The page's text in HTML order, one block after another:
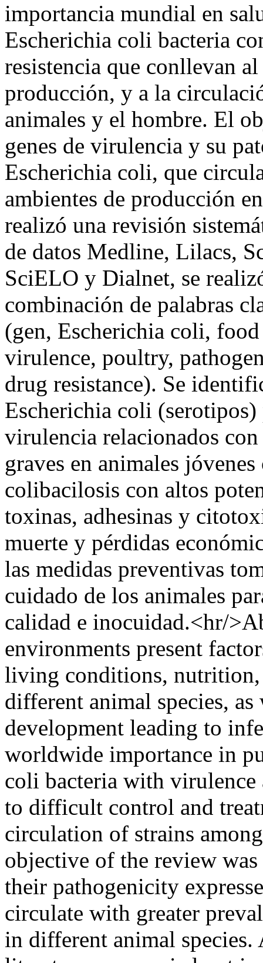
importancia mundial en
Escherichia coli bacteria
resistencia que conllevan
producción, y a la
animales y el hombre. El
genes de virulencia y su
Escherichia coli, que
ambientes de producción
realizó una revisión
de datos Medline, Lilacs,
SciELO y Dialnet, se
combinación de palabras
(gen, Escherichia coli,
virulence, poultry,
drug resistance). Se
Escherichia coli (serotipos)
virulencia relacionados
graves en animales
colibacilosis con altos
toxinas, adhesinas y
muerte y pérdidas
las medidas preventivas
cuidado de los animales
calidad e inocuidad.<hr/
environments present
living conditions,
different animal species,
development leading to
worldwide importance in
coli bacteria with virulence
to difficult control and
circulation of strains
objective of the review
their pathogenicity
circulate with greater
in different animal